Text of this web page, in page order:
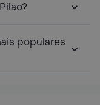
populares